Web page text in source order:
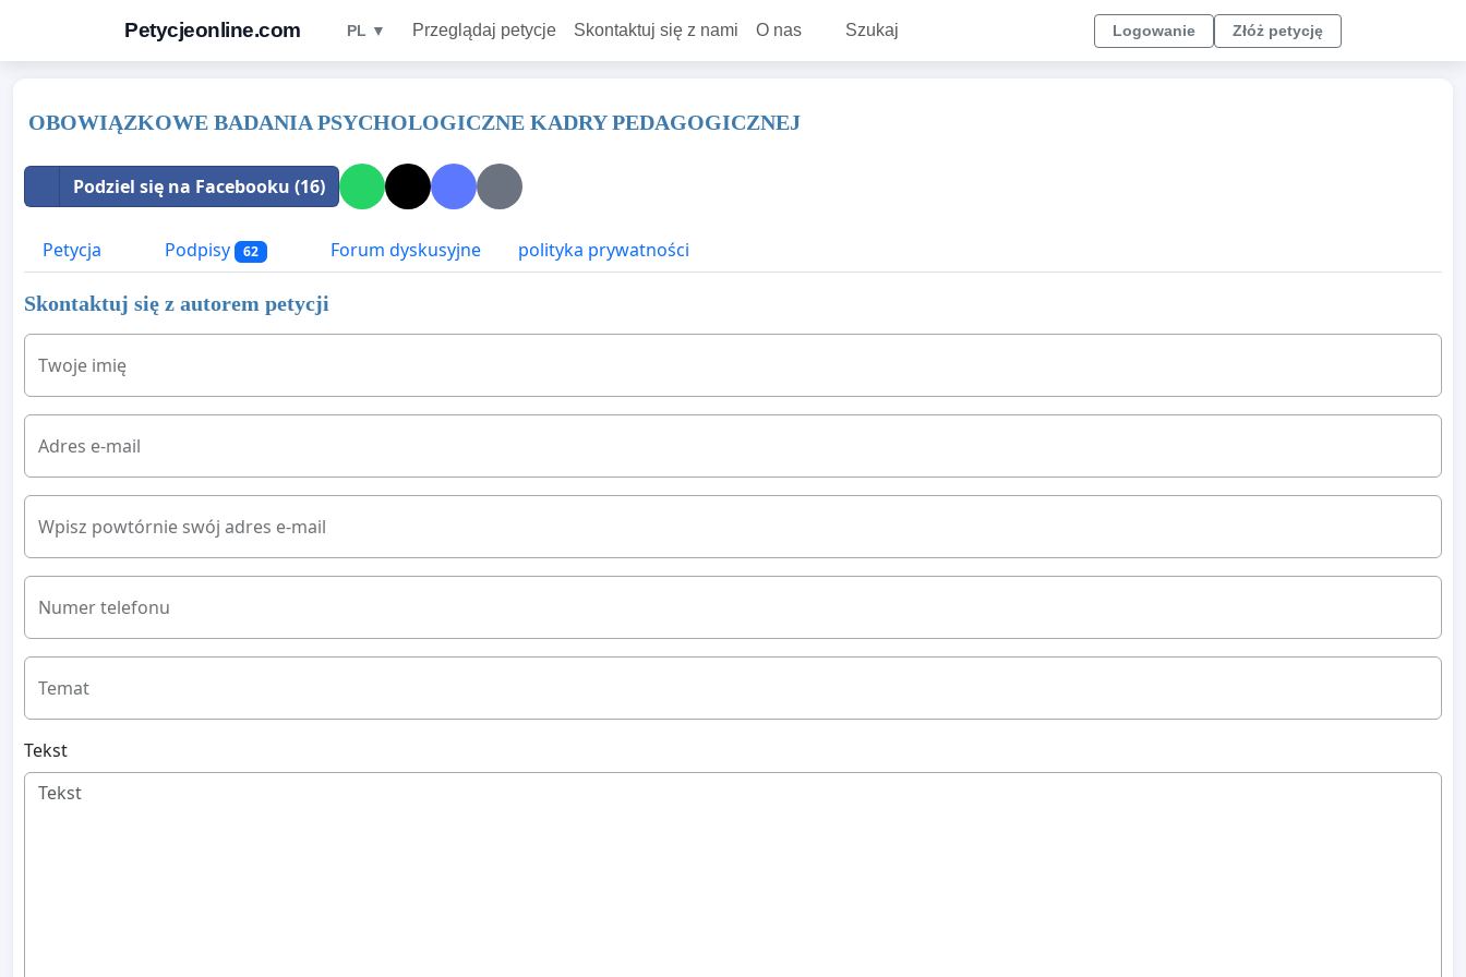
Petycjeonline.com PL ▼ Przeglądaj petycje Skontaktuj się z nami O nas Szukaj Logowanie Złóż petycję
OBOWIĄZKOWE BADANIA PSYCHOLOGICZNE KADRY PEDAGOGICZNEJ
Podziel się na Facebooku (16)
Petycja Podpisy 62 Forum dyskusyjne polityka prywatności
Skontaktuj się z autorem petycji
Twoje imię
Adres e-mail
Wpisz powtórnie swój adres e-mail
Numer telefonu
Temat
Tekst